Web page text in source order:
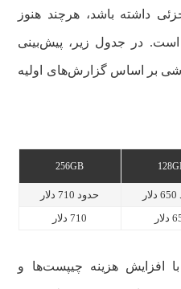
داشته باشد، هرچند هنوز
در جدول زیر، پیش‌بینی
بر اساس گزارش‌های اولیه
256GB
حدود 710 دلار
710 دلار
افزایش هزینه چیپست‌ها و